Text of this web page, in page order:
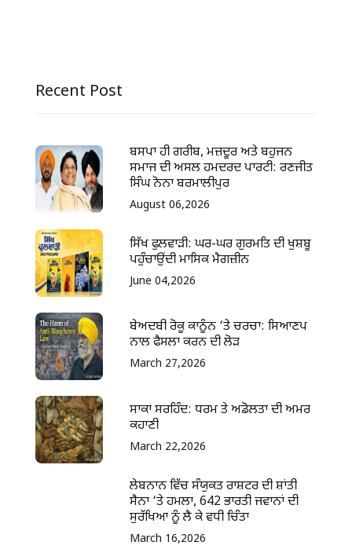
Recent Post
ਬਸਪਾ ਹੀ ਗਰੀਬ, ਮਜ਼ਦੂਰ ਅਤੇ ਬਹੁਜਨ
ਸਮਾਜ ਦੀ ਅਸਲ ਹਮਦਰਦ ਪਾਰਟੀ: ਰਣਜੀਤ
ਸਿੰਘ ਨੋਨਾ ਬਰਮਾਲੀਪੁਰ
August 06,2026
ਸਿੱਖ ਫੁਲਵਾੜੀ: ਘਰ-ਘਰ ਗੁਰਮਤਿ ਦੀ ਖੁਸ਼ਬੂ
ਪਹੁੰਚਾਉਂਦੀ ਮਾਸਿਕ ਮੈਗਜ਼ੀਨ
June 04,2026
ਬੇਅਦਬੀ ਰੋਕੂ ਕਾਨੂੰਨ ‘ਤੇ ਚਰਚਾ: ਸਿਆਣਪ
ਨਾਲ ਫੈਸਲਾ ਕਰਨ ਦੀ ਲੋੜ
March 27,2026
ਸਾਕਾ ਸਰਹਿੰਦ: ਧਰਮ ਤੇ ਅਡੋਲਤਾ ਦੀ ਅਮਰ
ਕਹਾਣੀ
March 22,2026
ਲੇਬਨਾਨ ਵਿੱਚ ਸੰਯੁਕਤ ਰਾਸ਼ਟਰ ਦੀ ਸ਼ਾਂਤੀ
ਸੈਨਾ ‘ਤੇ ਹਮਲਾ, 642 ਭਾਰਤੀ ਜਵਾਨਾਂ ਦੀ
ਸੁਰੱਖਿਆ ਨੂੰ ਲੈ ਕੇ ਵਧੀ ਚਿੰਤਾ
March 16,2026